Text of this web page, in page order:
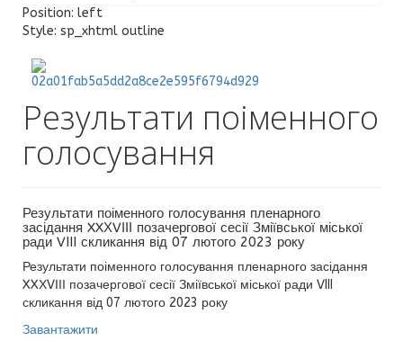
Position: left
Style: sp_xhtml outline
Результати поіменного
голосування
Результати поіменного голосування пленарного
засідання XXХVІІІ позачергової сесії Зміївської міської
ради VIII скликання від 07 лютого 2023 року
Результати поіменного голосування пленарного засідання
XXХVІІІ позачергової сесії Зміївської міської ради VIII
скликання від 07 лютого 2023 року
Завантажити